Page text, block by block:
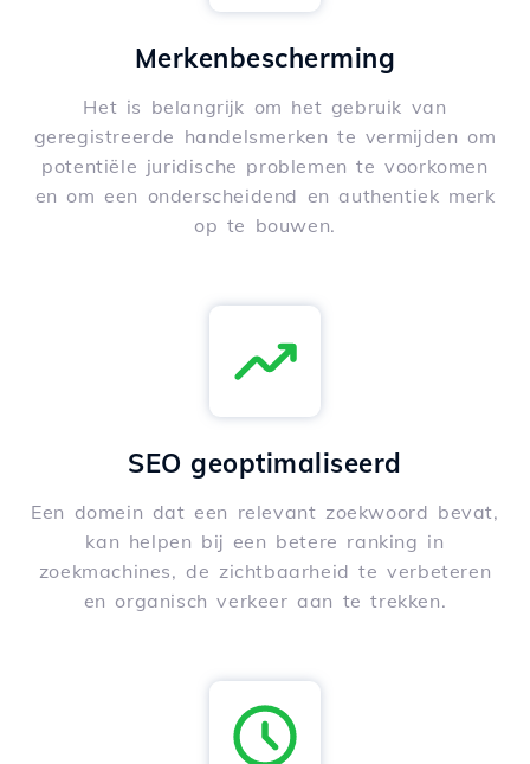
Merkenbescherming
Het is belangrijk om het gebruik van
geregistreerde handelsmerken te vermijden om
potentiële juridische problemen te voorkomen
en om een onderscheidend en authentiek merk
op te bouwen.
SEO geoptimaliseerd
Een domein dat een relevant zoekwoord bevat,
kan helpen bij een betere ranking in
zoekmachines, de zichtbaarheid te verbeteren
en organisch verkeer aan te trekken.